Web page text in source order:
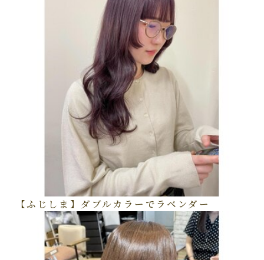
【ふじしま】ダブルカラーでラベンダー